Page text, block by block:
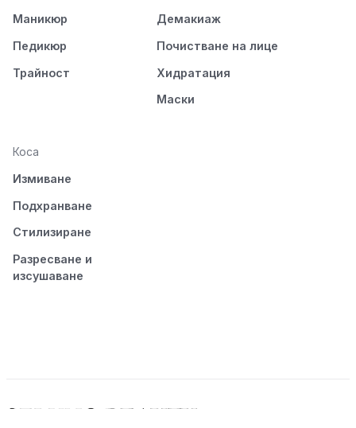
Маникюр
Педикюр
Трайност
Демакиаж
Почистване на лице
Хидратация
Маски
Коса
Измиване
Подхранване
Стилизиране
Разресване и
изсушаване